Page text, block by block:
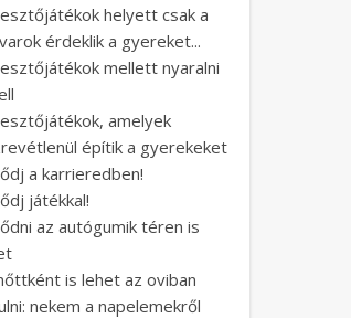
helyett csak a
érdeklik a gyereket...
mellett nyaralni
amelyek
építik a gyerekeket
a karrieredben!
játékkal!
az autógumik téren is
is lehet az oviban
nekem a napelemekről